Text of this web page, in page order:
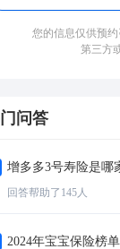
您的信息仅供预
第三方
问答
增多多3号寿险是哪
回答帮助了 145人
2024年宝宝保险榜